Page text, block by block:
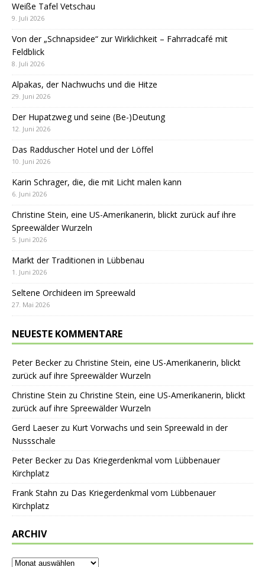
Weiße Tafel Vetschau
9. Juli 2026
Von der „Schnapsidee“ zur Wirklichkeit – Fahrradcafé mit
Feldblick
8. Juli 2026
Alpakas, der Nachwuchs und die Hitze
29. Juni 2026
Der Hupatzweg und seine (Be-)Deutung
12. Juni 2026
Das Radduscher Hotel und der Löffel
10. Juni 2026
Karin Schrager, die, die mit Licht malen kann
6. Juni 2026
Christine Stein, eine US-Amerikanerin, blickt zurück auf ihre
Spreewälder Wurzeln
5. Juni 2026
Markt der Traditionen in Lübbenau
1. Juni 2026
Seltene Orchideen im Spreewald
27. Mai 2026
NEUESTE KOMMENTARE
Peter Beckerzu Christine Stein, eine US-Amerikanerin, blickt
zurück auf ihre Spreewälder Wurzeln
Christine Stein zu Christine Stein, eine US-Amerikanerin, blickt
zurück auf ihre Spreewälder Wurzeln
Gerd Laeserzu Kurt Vorwachs und sein Spreewald in der
Nussschale
Peter Beckerzu Das Kriegerdenkmal vom Lübbenauer
Kirchplatz
Frank Stahn zu Das Kriegerdenkmal vom Lübbenauer
Kirchplatz
ARCHIV